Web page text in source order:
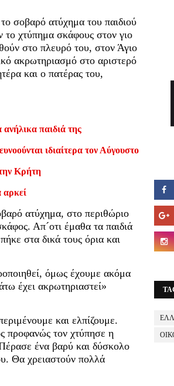
σοβαρό ατύχημα του παιδιού
χτύπημα σκάφους στον γιο
στο πλευρό του, στον Άγιο
ακρωτηριασμό στο αριστερό
και ο πατέρας του,
παιδιά της
ιδιαίτερα τον Αύγουστο
Κρήτη
αρκεί
ατύχημα, στο περιθώριο
Απ´οτι έμαθα τα παιδιά
στα δικά τους όρια και
όμως έχουμε ακόμα
έχει ακρωτηριαστεί»
και ελπίζουμε.
προφανώς τον χτύπησε η
ένα βαρύ και δύσκολο
Θα χρειαστούν πολλά